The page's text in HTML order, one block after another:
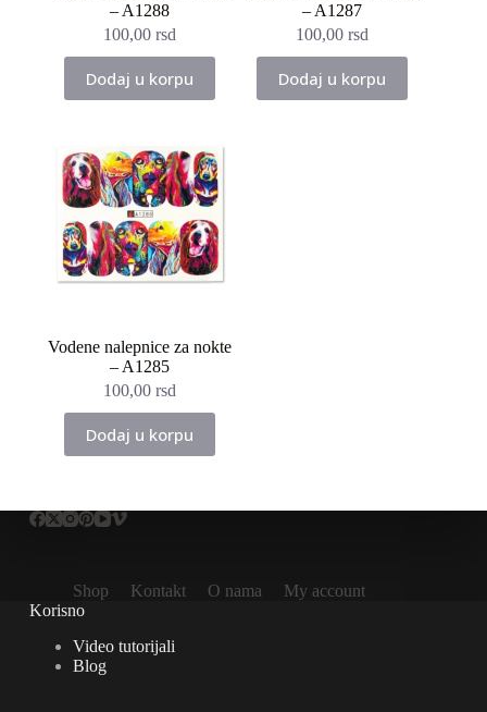
– A1288
100,00rsd
Dodaj u korpu
– A1287
100,00rsd
Dodaj u korpu
Vodene nalepnice za nokte
– A1285
100,00rsd
Dodaj u korpu
Shop Kontakt O nama
My account
Korisno
Video tutorijali
Blog